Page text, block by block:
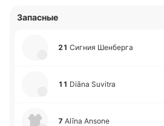
Запасные
21 Сигния Ше­нбе­рга
11 Diāna Suvitra
7 Alīna Ansone